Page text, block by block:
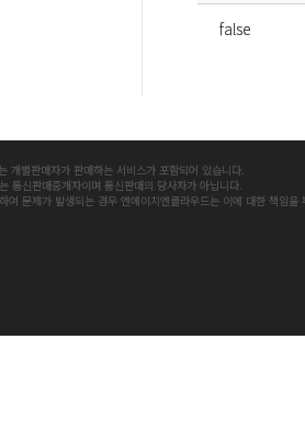
false
개별판매자가 판매하는 서비스가 포함되어 있습니다.
통신판매중개자이며 통신판매의 당사자가 아닙니다.
여 문제가 발생되는 경우 엔에이치엔클라우드는 이에 대한 책임을